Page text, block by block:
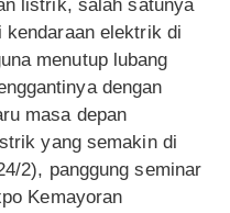
listrik, salah satunya
kendaraan elektrik di
menutup lubang
dengan
masa depan
yang semakin di
2), panggung seminar
Kemayoran